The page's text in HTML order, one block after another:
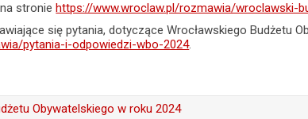
stroniehttps://www.wroclaw.pl/rozmawia/wroclawski-
się pytania, dotyczące Wrocławskiego Budżetu
pytania-i-odpowiedzi-wbo-2024.
Obywatelskiego w roku 2024